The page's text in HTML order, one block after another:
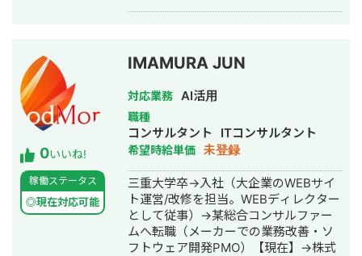
0いいね!
稼働ステータス
◎現在対応可能
IMAMURA JUN
対応業務 AI活用
職種
コンサルタント ITコンサルタント
希望時給単価 未登録
三重大学卒→入社（大企業のWEBサイ
ト運営/改修を担当。WEBディレクター
として従事）→某総合コンサルファー
ムへ転職（メーカーでの業務改善・ソ
フトウェア開発PMO）【現在】→株式